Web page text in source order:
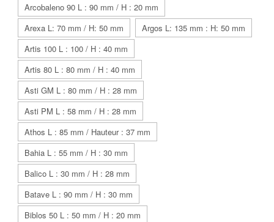
Arcobaleno 90 L : 90 mm / H : 20 mm
Arexa L: 70 mm / H: 50 mm
Argos L: 135 mm : H: 50 mm
Artis 100 L : 100 / H : 40 mm
Artis 80 L : 80 mm / H : 40 mm
Asti GM L : 80 mm / H : 28 mm
Asti PM L : 58 mm / H : 28 mm
Athos L : 85 mm / Hauteur : 37 mm
Bahia L : 55 mm / H : 30 mm
Balico L : 30 mm / H : 28 mm
Batave L : 90 mm / H : 30 mm
Biblos 50 L : 50 mm / H : 20 mm